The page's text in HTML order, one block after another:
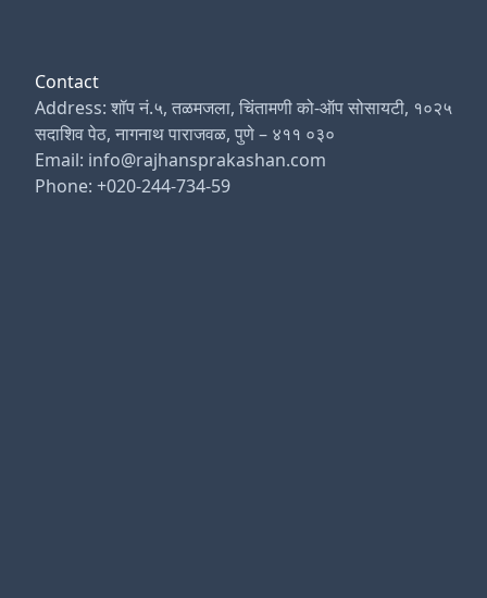
Contact
Address: शॉप नं.५, तळमजला, चिंतामणी को-ऑप सोसायटी, १०२५
सदाशिव पेठ, नागनाथ पाराजवळ, पुणे – ४११ ०३०
Email: info@rajhansprakashan.com
Phone: +020-244-734-59